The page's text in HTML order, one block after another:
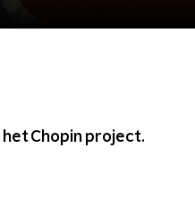
Chopin project.